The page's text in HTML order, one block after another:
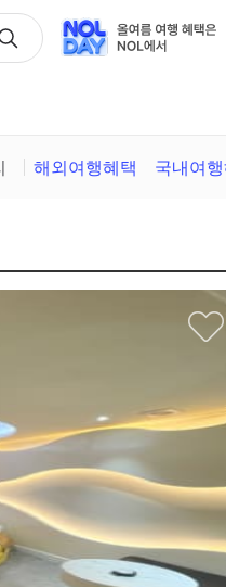
해외여행혜택 국내여